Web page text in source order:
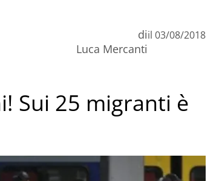
di
Luca Mercanti
il 03/08/2018
Sui 25 migranti è